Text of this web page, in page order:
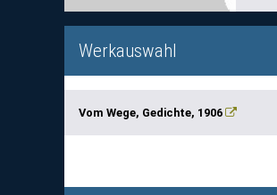
Werkauswahl
Vom Wege, Gedichte, 1906